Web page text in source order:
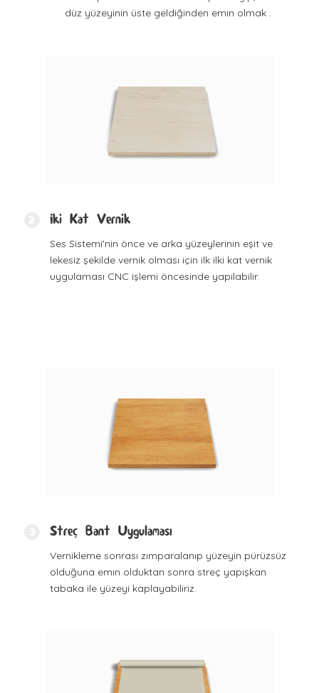
düz yüzeyinin üste geldiğinden emin olmak .
İki Kat Vernik
Ses Sistemi'nin önce ve arka yüzeylerinin eşit ve
lekesiz şekilde vernik olması için ilk ilki kat vernik
uygulaması CNC işlemi öncesinde yapılabilir.
Streç Bant Uygulaması
Vernikleme sonrası zımparalanıp yüzeyin pürüzsüz
olduğuna emin olduktan sonra streç yapışkan
tabaka ile yüzeyi kaplayabiliriz.